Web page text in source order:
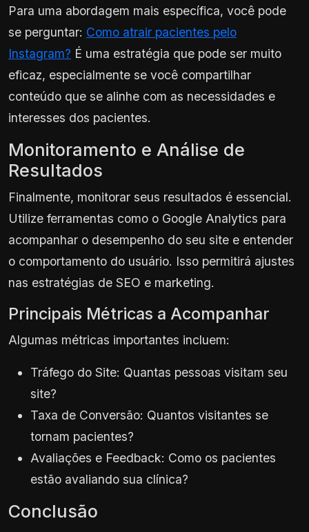
Para uma abordagem mais específica, você pode
se perguntar: Como atrair pacientes pelo
Instagram? É uma estratégia que pode ser muito
eficaz, especialmente se você compartilhar
conteúdo que se alinhe com as necessidades e
interesses dos pacientes.
Monitoramento e Análise de
Resultados
Finalmente, monitorar seus resultados é essencial.
Utilize ferramentas como o Google Analytics para
acompanhar o desempenho do seu site e entender
o comportamento do usuário. Isso permitirá ajustes
nas estratégias de SEO e marketing.
Principais Métricas a Acompanhar
Algumas métricas importantes incluem:
Tráfego do Site: Quantas pessoas visitam seu
site?
Taxa de Conversão: Quantos visitantes se
tornam pacientes?
Avaliações e Feedback: Como os pacientes
estão avaliando sua clínica?
Conclusão